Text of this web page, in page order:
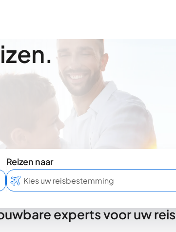
Reizen naar
experts voor uw reis